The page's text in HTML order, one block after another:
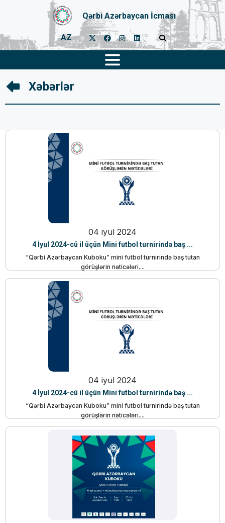
Qərbi Azərbaycan İcması
AZ
Xəbərlər
04 iyul 2024
4 İyul 2024-cü il üçün Mini futbol turnirində baş ...
“Qərbi Azərbaycan Kuboku” mini futbol turnirində baş tutan
görüşlərin nəticələri....
04 iyul 2024
4 İyul 2024-cü il üçün Mini futbol turnirində baş ...
“Qərbi Azərbaycan Kuboku” mini futbol turnirində baş tutan
görüşlərin nəticələri....